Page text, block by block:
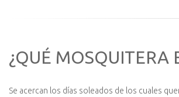
¿QUÉ MOSQUITERA
Se acercan los días soleados de los cuales